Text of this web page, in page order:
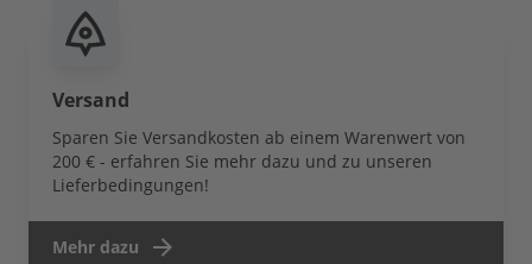
Versand
Sparen Sie Versandkosten ab einem Warenwert von
200 € - erfahren Sie mehr dazu und zu unseren
Lieferbedingungen!
Mehr dazu